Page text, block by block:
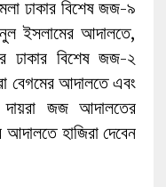
ঢাকার বিশেষ জজ-৯
ইসলামের আদালতে,
ঢাকার বিশেষ জজ-২
বেগমের আদালতে এবং
দায়রা জজ আদালতের
হাজিরা দেবেন